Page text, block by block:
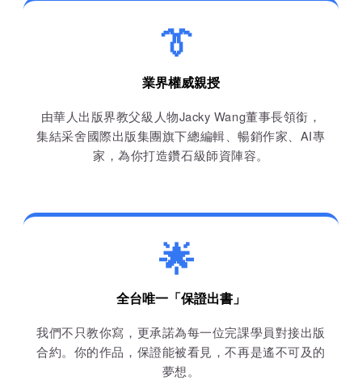
👔
業界權威親授
由華人出版界教父級人物Jacky Wang董事長領銜，
集結采舍國際出版集團旗下總編輯、暢銷作家、AI專
家，為你打造鑽石級師資陣容。
🌟
全台唯一「保證出書」
我們不只教你寫，更承諾為每一位完課學員對接出版
合約。你的作品，保證能被看見，不再是遙不可及的
夢想。